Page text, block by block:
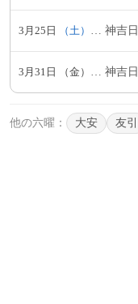
3月25日 （土） 神吉
3月31日 （金） 神吉
他の六曜： 大安 友引